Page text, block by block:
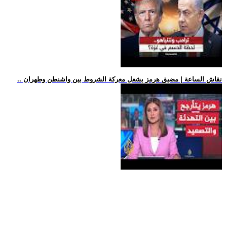
.. نقاش الساعة | مضيق هرمز يشعل معركة الشروط بين واشنطن وطهران